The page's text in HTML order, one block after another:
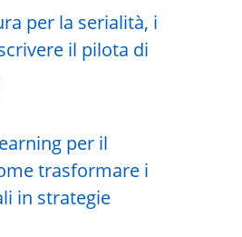
per la serialità, i
il pilota di